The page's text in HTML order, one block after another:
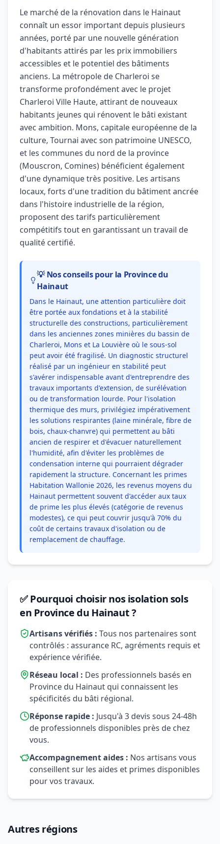
Le marché de la rénovation dans le Hainaut
connaît un essor important depuis plusieurs
années, porté par une nouvelle génération
d'habitants attirés par les prix immobiliers
accessibles et le potentiel des bâtiments
anciens. La métropole de Charleroi se
transforme profondément avec le projet
Charleroi Ville Haute, attirant de nouveaux
habitants jeunes qui rénovent le bâti existant
avec ambition. Mons, capitale européenne de la
culture, Tournai avec son patrimoine UNESCO,
et les communes du nord de la province
(Mouscron, Comines) bénéficient également
d'une dynamique très positive. Les artisans
locaux, forts d'une tradition du bâtiment ancrée
dans l'histoire industrielle de la région,
proposent des tarifs particulièrement
compétitifs tout en garantissant un travail de
qualité certifié.
💡 Nos conseils pour la Province du
Hainaut
Dans le Hainaut, une attention particulière doit
être portée aux fondations et à la stabilité
structurelle des constructions, particulièrement
dans les anciennes zones minières du bassin de
Charleroi, Mons et La Louvière où le sous-sol
peut avoir été fragilisé. Un diagnostic structurel
réalisé par un ingénieur en stabilité peut
s'avérer indispensable avant d'entreprendre des
travaux importants d'extension, de surélévation
ou de transformation lourde. Pour l'isolation
thermique des murs, privilégiez impérativement
les solutions respirantes (laine minérale, fibre de
bois, chaux-chanvre) qui permettent au bâti
ancien de respirer et d'évacuer naturellement
l'humidité, afin d'éviter les problèmes de
condensation interne qui pourraient dégrader
rapidement la structure. Concernant les primes
Habitation Wallonie 2026, les revenus moyens du
Hainaut permettent souvent d'accéder aux taux
de prime les plus élevés (catégorie de revenus
modestes), ce qui peut couvrir jusqu'à 70% du
coût de certains travaux d'isolation ou de
remplacement de chauffage.
✅ Pourquoi choisir nos isolation sols
en Province du Hainaut ?
Artisans vérifiés : Tous nos partenaires sont
contrôlés : assurance RC, agréments requis et
expérience vérifiée.
Réseau local : Des professionnels basés en
Province du Hainaut qui connaissent les
spécificités du bâti régional.
Réponse rapide : Jusqu'à 3 devis sous 24-48h
de professionnels disponibles près de chez
vous.
Accompagnement aides : Nos artisans vous
conseillent sur les aides et primes disponibles
pour vos travaux.
Autres régions